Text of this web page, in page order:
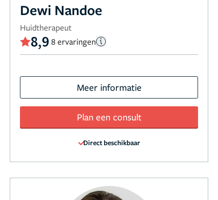
Dewi Nandoe
Huidtherapeut
8,9 8 ervaringen
Meer informatie
Plan een consult
Direct beschikbaar